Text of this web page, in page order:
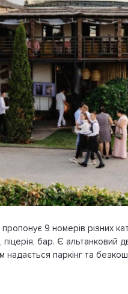
9 номерів різних
бар. Є альтанковий
надається паркінг та